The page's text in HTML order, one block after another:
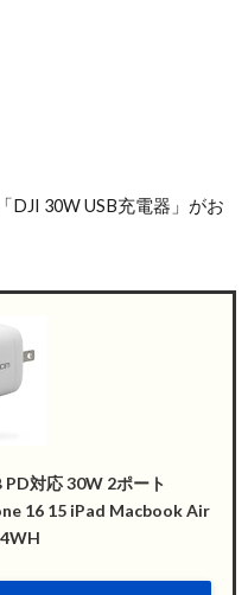
DJI 30W USB充電器」がお
PD対応 30W 2ポート
16 15 iPad Macbook Air